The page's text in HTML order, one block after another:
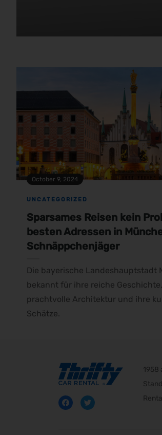
October 9, 2024
UNCATEGORIZED
Sparsames Reisen kein
besten Adressen in
Schnäppchenjäger
Die bayerische Landeshauptstadt
bekannt für ihre reiche
prachtvolle Architektur und ihre
Schätze.
1958